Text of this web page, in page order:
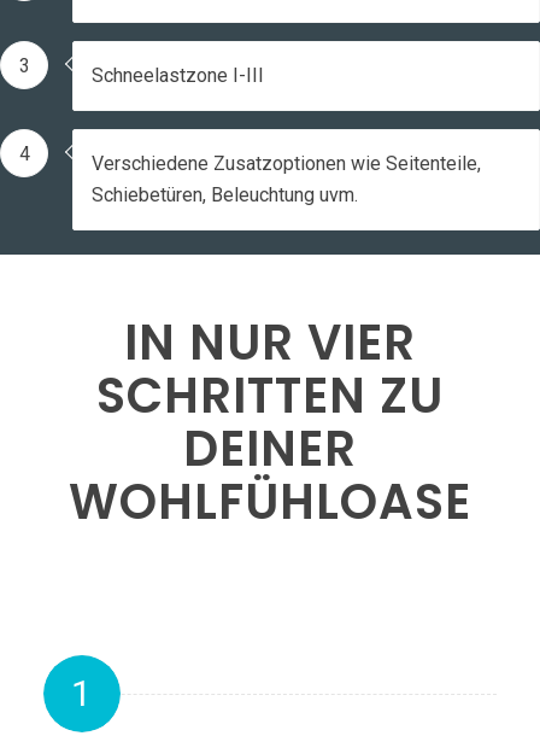
3 Schneelastzone I-III
4
Verschiedene Zusatzoptionen wie Seitenteile,
Schiebetüren, Beleuchtung uvm.
IN NUR VIER
SCHRITTEN ZU
DEINER
WOHLFÜHL­OASE
1